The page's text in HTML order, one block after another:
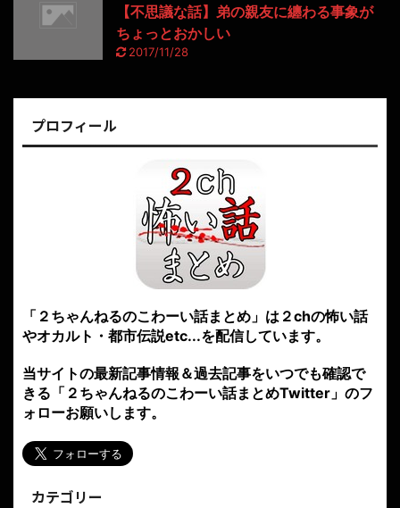
【不思議な話】弟の親友に纏わる事象が
ちょっとおかしい
2017/11/28
プロフィール
「２ちゃんねるのこわーい話まとめ」は２chの怖い話
やオカルト・都市伝説etc...を配信しています。
当サイトの最新記事情報＆過去記事をいつでも確認で
きる「２ちゃんねるのこわーい話まとめTwitter」のフ
ォローお願いします。
カテゴリー